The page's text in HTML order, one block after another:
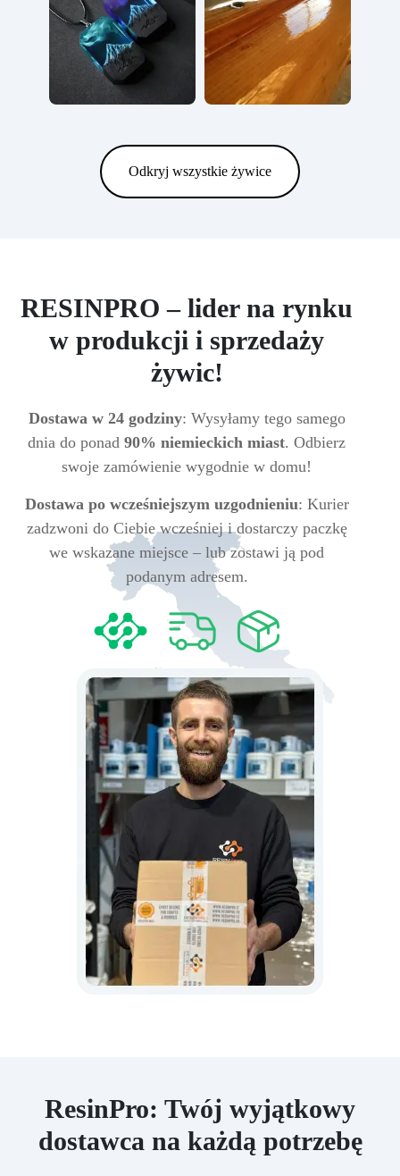
Odkryj wszystkie żywice
RESINPRO – lider na rynku
w produkcji i sprzedaży
żywic!
Dostawa w 24 godziny: Wysyłamy tego samego
dnia do ponad 90% niemieckich miast. Odbierz
swoje zamówienie wygodnie w domu!
Dostawa po wcześniejszym uzgodnieniu: Kurier
zadzwoni do Ciebie wcześniej i dostarczy paczkę
we wskazane miejsce – lub zostawi ją pod
podanym adresem.
ResinPro: Twój wyjątkowy
dostawca na każdą potrzebę